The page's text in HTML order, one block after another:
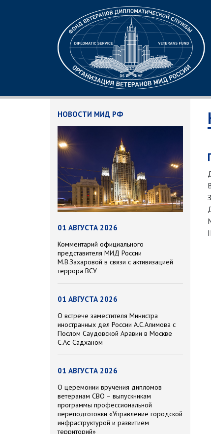
НОВОСТИ МИД РФ
01 АВГУСТА 2026
Комментарий официального
представителя МИД России
М.В.Захаровой в связи с активизацией
террора ВСУ
01 АВГУСТА 2026
О встрече заместителя Министра
иностранных дел России А.С.Алимова с
Послом Саудовской Аравии в Москве
С.Ас-Садханом
01 АВГУСТА 2026
О церемонии вручения дипломов
ветеранам СВО – выпускникам
программы профессиональной
переподготовки «Управление городской
инфраструктурой и развитием
территорий»